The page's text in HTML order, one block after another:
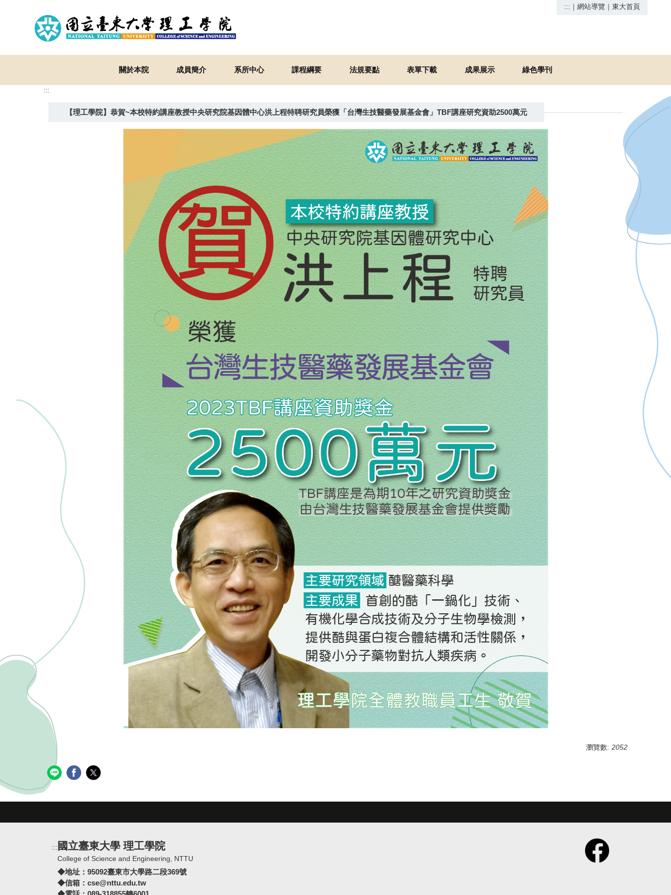
::: ｜ 網站導覽 ｜ 東大首頁
關於本院 成員簡介 系所中心 課程綱要 法規要點 表單下載 成果展示 綠色學刊
:::
【理工學院】恭賀~本校特約講座教授中央研究院基因體中心洪上程特聘研究員榮獲「台灣生技醫藥發展基金會」TBF講座研究資助2500萬元
瀏覽數: 2052
::: 國立臺東大學 理工學院
College of Science and Engineering, NTTU
◆地址： 95092臺東市大學路二段369號
◆信箱： cse@nttu.edu.tw